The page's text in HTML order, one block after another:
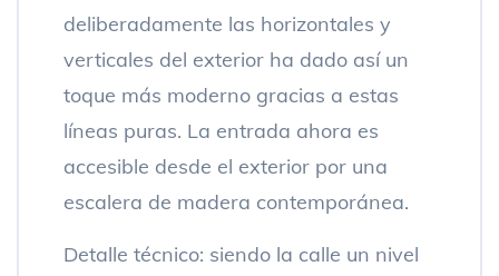
deliberadamente las horizontales y
verticales del exterior ha dado así un
toque más moderno gracias a estas
líneas puras. La entrada ahora es
accesible desde el exterior por una
escalera de madera contemporánea.
Detalle técnico: siendo la calle un nivel